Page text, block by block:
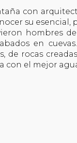
con
su esencial,
hombres
en
de rocas
con el mejor